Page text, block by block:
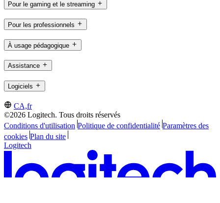
Pour le gaming et le streaming
Pour les professionnels
À usage pédagogique
Assistance
Logiciels
CA,fr
©2026 Logitech. Tous droits réservés
Conditions d'utilisation Politique de confidentialité Paramètres des
cookies Plan du site
Logitech